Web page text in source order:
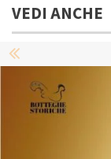
VEDI ANCHE